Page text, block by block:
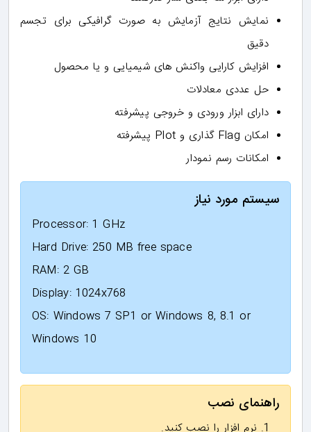
نمایش نتایج آزمایش به صورت گرافیکی برای تجسم
دقیق
افزایش کارایی واکنش های شیمیایی و یا محصول
حل عددی معادلات
دارای ابزار ورودی و خروجی پیشرفته
امکان Flag گذاری و Plot پیشرفته
امکانات رسم نمودار
سیستم مورد نیاز
Processor: 1 GHz
Hard Drive: 250 MB free space
RAM: 2 GB
Display: 1024x768
OS: Windows 7 SP1 or Windows 8, 8.1 or
Windows 10
راهنمای نصب
نرم افزار را نصب کنید.